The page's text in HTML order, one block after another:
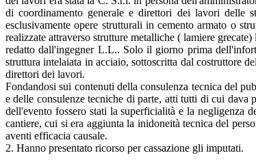
di coordinamento generale e direttori dei lavori delle
esclusivamente opere strutturali in cemento armato o
realizzate attraverso strutture metalliche ( lamiere
redatto dall'ingegner L.L.. Solo il giorno prima
struttura intelaiata in acciaio, sottoscritta dal costruttore
direttori dei lavori.
Fondandosi sui contenuti della consulenza tecnica del
e delle consulenze tecniche di parte, atti tutti di cui
dell'evento fossero stati la superficialità e la negligenza
cantiere, cui si era aggiunta la inidoneità tecnica del
aventi efficacia causale.
2. Hanno presentato ricorso per cassazione gli imputati.